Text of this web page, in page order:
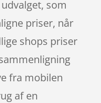
som
priser, når
shops priser
fra mobilen
af en